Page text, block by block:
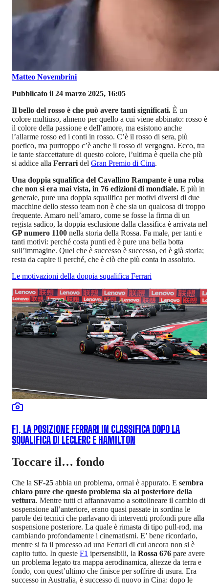
Matteo Novembrini
Pubblicato il 24 marzo 2025, 16:05
Il bello del rosso è che può avere tanti significati. È un
colore multiuso, almeno per quello a cui viene abbinato: rosso è
il colore della passione e dell’amore, ma esistono anche
l’allarme rosso ed i conti in rosso. C’è il rosso di sera, più
poetico, ma purtroppo c’è anche il rosso di vergogna. Ecco, tra
le tante sfaccettature di questo colore, l’ultima è quella che più
si addice alla Ferrari del Gran Premio di Cina.
Una doppia squalifica del Cavallino Rampante è una roba
che non si era mai vista, in 76 edizioni di mondiale. E più in
generale, pure una doppia squalifica per motivi diversi di due
macchine dello stesso team non è che sia un qualcosa di troppo
frequente. Amaro nell’amaro, come se fosse la firma di un
regista sadico, la doppia esclusione dalla classifica è arrivata nel
GP numero 1100 nella storia della Rossa. Fa male, per tanti e
tanti motivi: perché costa punti ed è pure una bella botta
sull’immagine. Quel che è successo è successo, ed è già storia;
resta da capire il perché, che è ciò che più conta in assoluto.
Le motivazioni della doppia squalifica Ferrari
F1, LA POSIZIONE FERRARI IN CLASSIFICA DOPO LA
SQUALIFICA DI LECLERC E HAMILTON
Toccare il… fondo
Che la SF-25 abbia un problema, ormai è appurato. E sembra
chiaro pure che questo problema sia al posteriore della
vettura. Mentre tutti ci affannavamo a sottolineare il cambio di
sospensione all’anteriore, erano quasi passate in sordina le
parole dei tecnici che parlavano di interventi profondi pure alla
sospensione posteriore. La quale è rimasta di tipo pull-rod, ma
cambiando profondamente i cinematismi. E’ bene ricordarlo,
mentre si fa il processo ad una Ferrari di cui ancora non si è
capito tutto. In queste F1 ipersensibili, la Rossa 676 pare avere
un problema legato tra mappa aerodinamica, altezze da terra e
fondo, con quest’ultimo che finisce per soffrire di usura. Era
successo in Australia, è successo di nuovo in Cina: dopo le